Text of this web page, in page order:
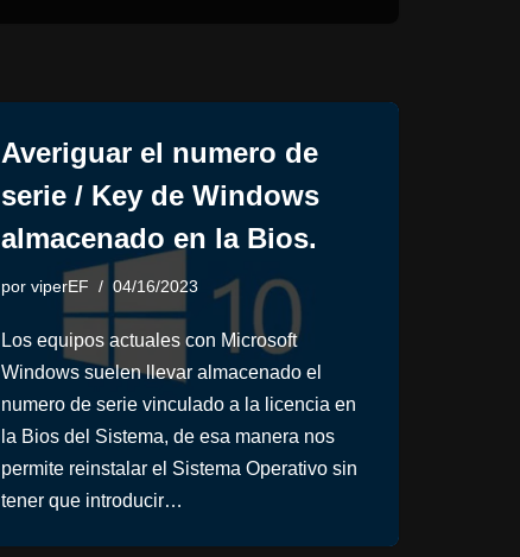
Averiguar el numero de
serie / Key de Windows
almacenado en la Bios.
por viperEF 04/16/2023
Los equipos actuales con Microsoft
Windows suelen llevar almacenado el
numero de serie vinculado a la licencia en
la Bios del Sistema, de esa manera nos
permite reinstalar el Sistema Operativo sin
tener que introducir…